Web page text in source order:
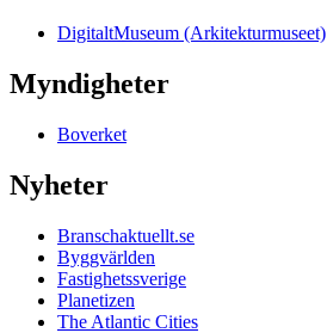
DigitaltMuseum (Arkitekturmuseet)
Myndigheter
Boverket
Nyheter
Branschaktuellt.se
Byggvärlden
Fastighetssverige
Planetizen
The Atlantic Cities